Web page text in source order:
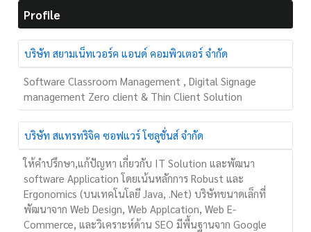
Profile
บริษัท สยามเน็ทเวอร์ค แอนด์ คอมพิวเตอร์ จำกัด
Software Classroom Management , Digital Signage
management Zero client & Thin Client Solution
บริษัท สแทรทริจิค ซอฟแวร์ โซลูชั่นส์ จำกัด
ให้คำปรึกษา,แก้ปัญหา เกี่ยวกับ IT Solution และพัฒนา
software Application โดยเน้นหลักการ Robust และ
Ergonomics (บนเทคโนโลยี Java, .Net) บริษัทขนาดเล็กที่
พัฒนาจาก Web Design, Web Applcation, Web E-
Commerce, และวิเคราะห์ด้าน SEO มีพื้นฐานจาก Google